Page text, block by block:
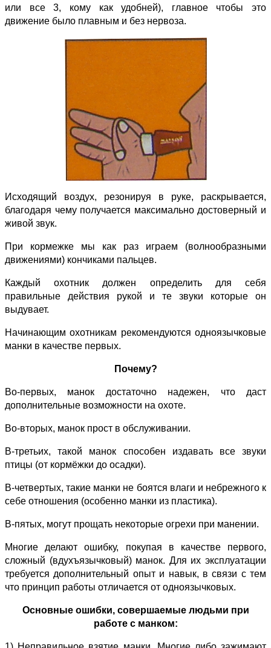
или все 3, кому как удобней), главное чтобы это
движение было плавным и без нервоза.
Исходящий воздух, резонируя в руке, раскрывается,
благодаря чему получается максимально достоверный и
живой звук.
При кормежке мы как раз играем (волнообразными
движениями) кончиками пальцев.
Каждый охотник должен определить для себя
правильные действия рукой и те звуки которые он
выдувает.
Начинающим охотникам рекомендуются одноязычковые
манки в качестве первых.
Почему?
Во-первых, манок достаточно надежен, что даст
дополнительные возможности на охоте.
Во-вторых, манок прост в обслуживании.
В-третьих, такой манок способен издавать все звуки
птицы (от кормёжки до осадки).
В-четвертых, такие манки не боятся влаги и небрежного к
себе отношения (особенно манки из пластика).
В-пятых, могут прощать некоторые огрехи при манении.
Многие делают ошибку, покупая в качестве первого,
сложный (вдухъязычковый) манок. Для их эксплуатации
требуется дополнительный опыт и навык, в связи с тем
что принцип работы отличается от одноязычковых.
Основные ошибки, совершаемые людьми при
работе с манком: